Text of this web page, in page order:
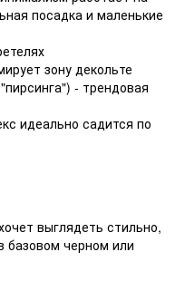
посадка и маленькие
зону декольте
- трендовая
идеально садится по
выглядеть стильно,
базовом черном или